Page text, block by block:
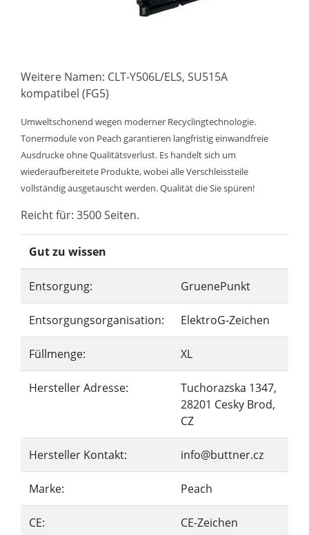
Weitere Namen: CLT-Y506L/ELS, SU515A
kompatibel (FG5)
Umweltschonend wegen moderner Recyclingtechnologie.
Tonermodule von Peach garantieren langfristig einwandfreie
Ausdrucke ohne Qualitätsverlust. Es handelt sich um
wiederaufbereitete Produkte, wobei alle Verschleissteile
vollständig ausgetauscht werden. Qualität die Sie spüren!
Reicht für: 3500 Seiten.
Gut zu wissen
Entsorgung: GruenePunkt
Entsorgungsorganisation: ElektroG-Zeichen
Füllmenge: XL
Hersteller Adresse:
Tuchorazska 1347,
28201 Cesky Brod,
CZ
Hersteller Kontakt: info@buttner.cz
Marke: Peach
CE: CE-Zeichen